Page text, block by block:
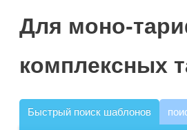
Для моно-
комплексных
Быстрый поиск шаблонов